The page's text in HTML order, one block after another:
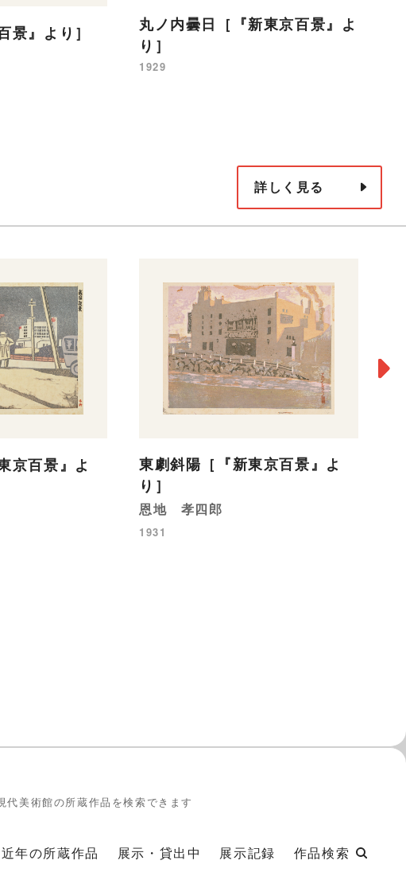
景』より］
丸ノ内曇日［『新東京百景』よ
り］
1929
詳しく見る
京百景』よ
東劇斜陽［『新東京百景』よ
り］
恩地 孝四郎
1931
代美術館の所蔵作品を検索できます
近年の所蔵作品 展示・貸出中 展示記録 作品検索